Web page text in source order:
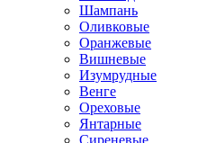
Шампань
Оливковые
Оранжевые
Вишневые
Изумрудные
Венге
Ореховые
Янтарные
Сиреневые